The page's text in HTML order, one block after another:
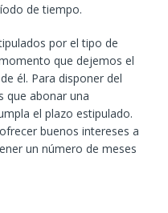
de tiempo.
por el tipo de
que dejemos el
él. Para disponer del
que abonar una
el plazo estipulado.
buenos intereses a
un número de meses